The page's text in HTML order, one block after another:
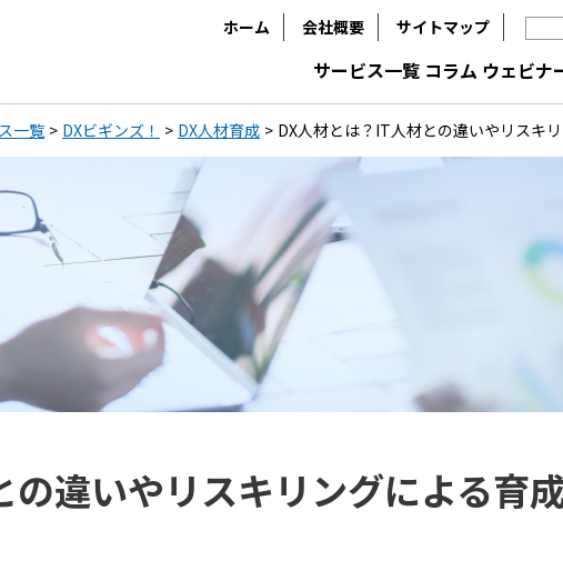
ホーム 会社概要 サイトマップ
サービス一覧 コラム ウェビナ
一覧 DXビギンズ！ DX人材育成 DX人材とは？IT人材との違いやリスキ
違いやリスキリングによる育